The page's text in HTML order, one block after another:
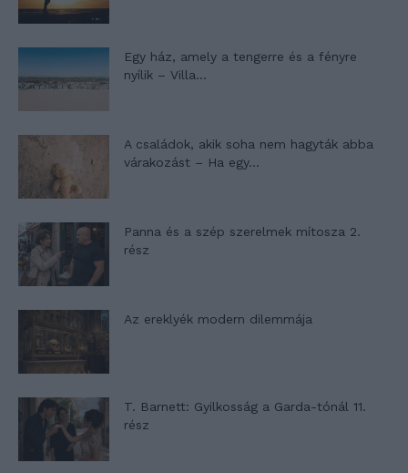
Egy ház, amely a tengerre és a fényre
nyílik – Villa...
A családok, akik soha nem hagyták abba
várakozást – Ha egy...
Panna és a szép szerelmek mítosza 2.
rész
Az ereklyék modern dilemmája
T. Barnett: Gyilkosság a Garda-tónál 11.
rész